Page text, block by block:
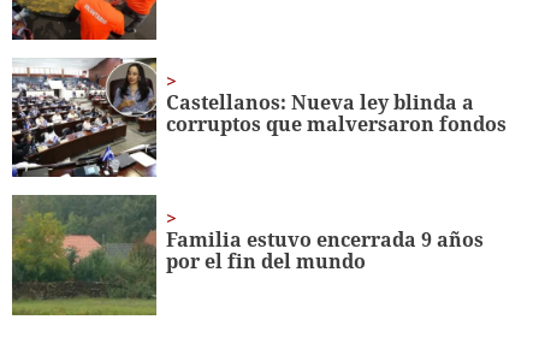
Castellanos: Nueva ley blinda a
corruptos que malversaron fondos
Familia estuvo encerrada 9 años
por el fin del mundo